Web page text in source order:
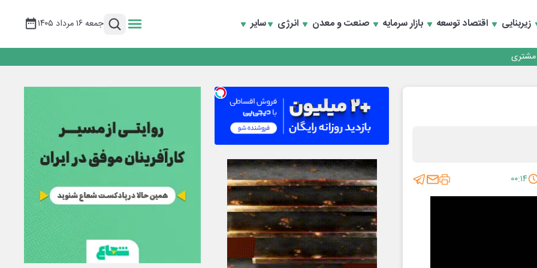
زیربنایی اقتصاد توسعه بازار سرمایه صنعت و معدن انرژی سایر جمعه ۱۶ مرداد ۱۴۰۵
و بازسازی اعتماد مشتریان
مشتری
و بازسازی اعتماد مشتریان
۰۰:۱۴